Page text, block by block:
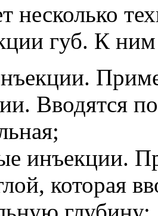
несколько
губ. К ним
Вводятся
инъекции.
которая